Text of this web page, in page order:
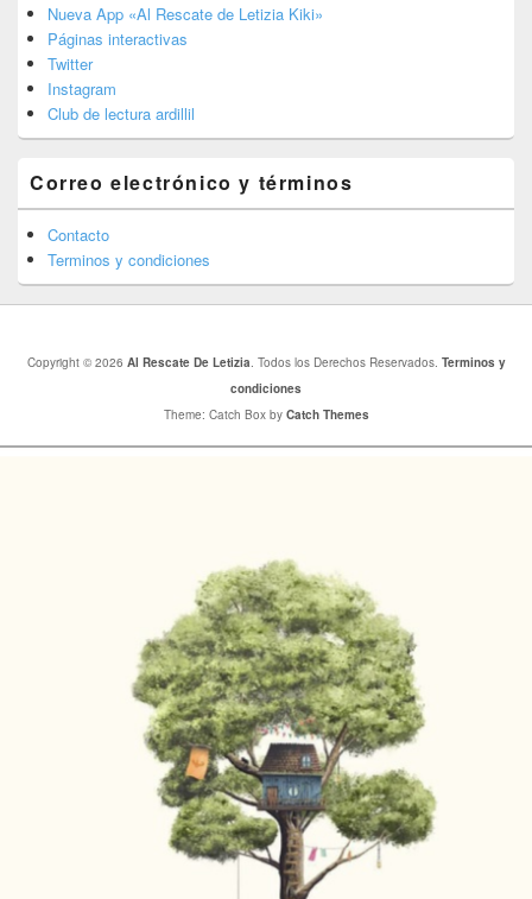
Nueva App «Al Rescate de Letizia Kiki»
Páginas interactivas
Twitter
Instagram
Club de lectura ardillil
Correo electrónico y términos
Contacto
Terminos y condiciones
Copyright © 2026 Al Rescate De Letizia . Todos los Derechos Reservados. Terminos y
condiciones
Theme: Catch Box by Catch Themes